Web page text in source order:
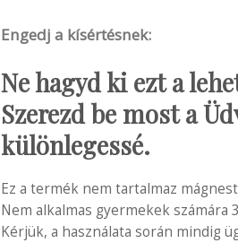
Engedj a kísértésnek:
Ne hagyd ki ezt a
Szerezd be most a
különlegessé.
Ez a termék nem tartalmaz
Nem alkalmas gyermekek számára
Kérjük, a használata során mindig